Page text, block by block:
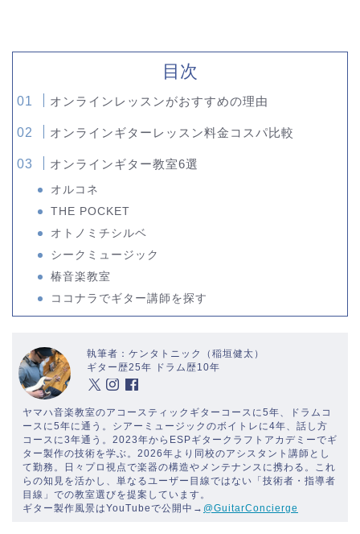
目次
オンラインレッスンがおすすめの理由
オンラインギターレッスン料金コスパ比較
オンラインギター教室6選
オルコネ
THE POCKET
オトノミチシルベ
シークミュージック
椿音楽教室
ココナラでギター講師を探す
執筆者：ケンタトニック（稲垣健太）
ギター歴25年 ドラム歴10年
ヤマハ音楽教室のアコースティックギターコースに5年、ドラムコ
ースに5年に通う。シアーミュージックのボイトレに4年、話し方
コースに3年通う。2023年からESPギタークラフトアカデミーでギ
ター製作の技術を学ぶ。2026年より同校のアシスタント講師とし
て勤務。日々プロ視点で楽器の構造やメンテナンスに携わる。これ
らの知見を活かし、単なるユーザー目線ではない「技術者・指導者
目線」での教室選びを提案しています。
ギター製作風景はYouTubeで公開中→ @GuitarConcierge